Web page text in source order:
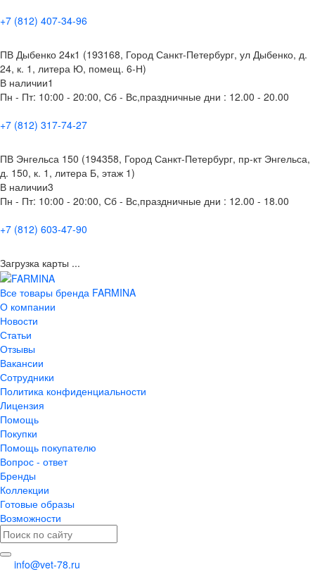
+7 (812) 407-34-96
ПВ Дыбенко 24к1 (193168, Город Санкт-Петербург, ул Дыбенко, д.
24, к. 1, литера Ю, помещ. 6-Н)
В наличии1
Пн - Пт: 10:00 - 20:00, Сб - Вс,праздничные дни : 12.00 - 20.00
+7 (812) 317-74-27
ПВ Энгельса 150 (194358, Город Санкт-Петербург, пр-кт Энгельса,
д. 150, к. 1, литера Б, этаж 1)
В наличии3
Пн - Пт: 10:00 - 20:00, Сб - Вс,праздничные дни : 12.00 - 18.00
+7 (812) 603-47-90
Загрузка карты ...
Все товары бренда FARMINA
О компании
Новости
Статьи
Отзывы
Вакансии
Сотрудники
Политика конфиденциальности
Лицензия
Помощь
Покупки
Помощь покупателю
Вопрос - ответ
Бренды
Коллекции
Готовые образы
Возможности
info@vet-78.ru